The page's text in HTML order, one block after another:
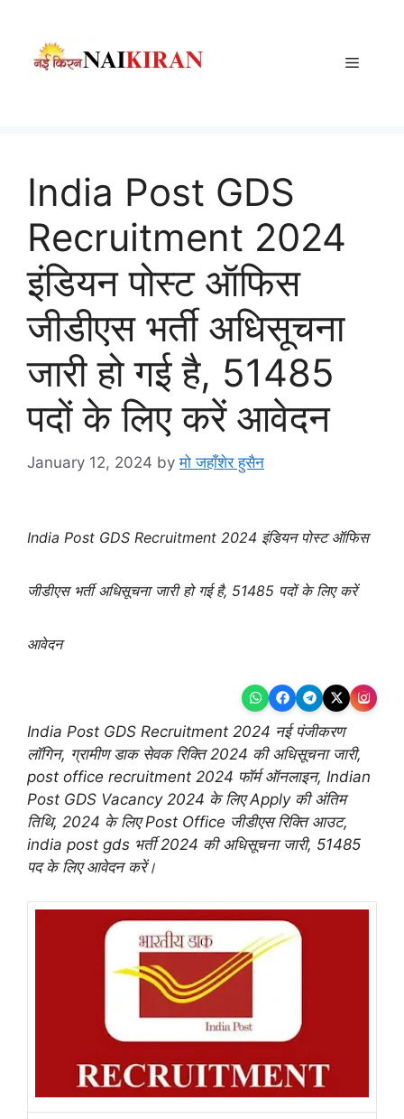
content
Menu
India Post GDS
Recruitment 2024
इंडियन पोस्ट ऑफिस
जीडीएस भर्ती अधिसूचना
जारी हो गई है, 51485
पदों के लिए करें आवेदन
January 12, 2024 byमो जहाँशेर हुसैन
India Post GDS Recruitment 2024 इंडियन पोस्ट ऑफिस
जीडीएस भर्ती अधिसूचना जारी हो गई है, 51485 पदों के लिए करें
आवेदन
India Post GDS Recruitment 2024 नई पंजीकरण
लॉगिन, ग्रामीण डाक सेवक रिक्ति 2024 की अधिसूचना जारी,
post office recruitment 2024 फॉर्म ऑनलाइन, Indian
Post GDS Vacancy 2024 के लिए Apply की अंतिम
तिथि, 2024 के लिए Post Office जीडीएस रिक्ति आउट,
india post gds भर्ती 2024 की अधिसूचना जारी, 51485
पद के लिए आवेदन करें।